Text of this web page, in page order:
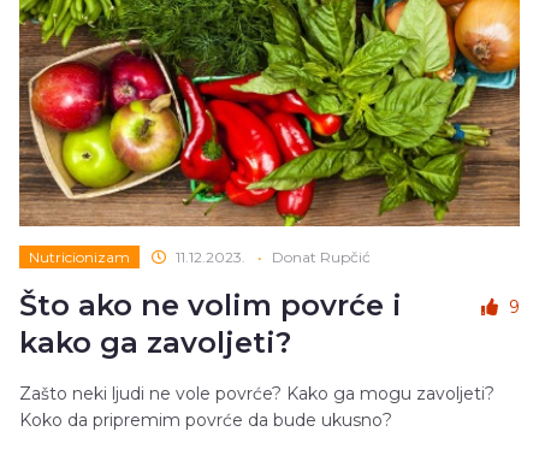
Nutricionizam 11.12.2023. • Donat Rupčić
Što ako ne volim povrće i
kako ga zavoljeti?
9
Zašto neki ljudi ne vole povrće? Kako ga mogu zavoljeti?
Koko da pripremim povrće da bude ukusno?